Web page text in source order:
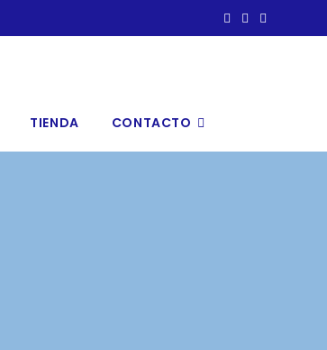
TIENDA CONTACTO